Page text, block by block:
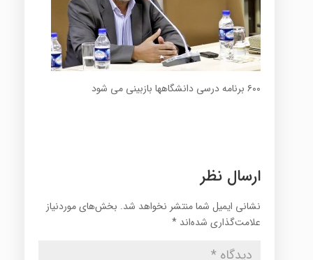
۶۰۰ برنامه درسی دانشگاهها بازبینی می شود
ارسال نظر
نشانی ایمیل شما منتشر نخواهد شد. بخش‌های موردنیاز
علامت‌گذاری شده‌اند *